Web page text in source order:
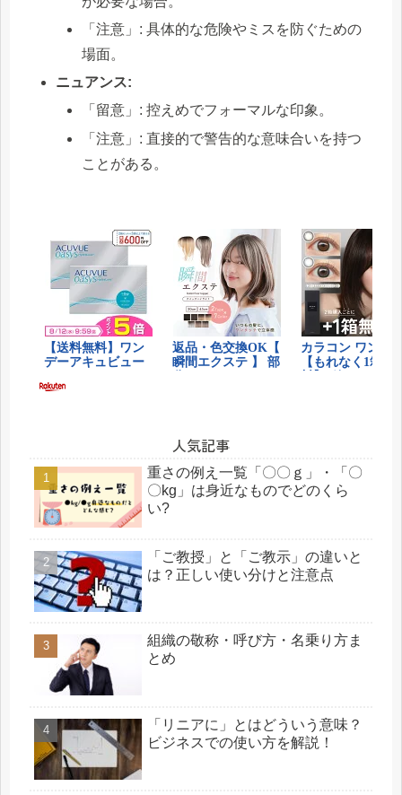
「注意」: 具体的な危険やミスを防ぐための
場面。
ニュアンス:
「留意」: 控えめでフォーマルな印象。
「注意」: 直接的で警告的な意味合いを持つ
ことがある。
人気記事
重さの例え一覧「〇〇ｇ」・「〇
〇kg」は身近なものでどのくら
い?
「ご教授」と「ご教示」の違いと
は？正しい使い分けと注意点
組織の敬称・呼び方・名乗り方ま
とめ
「リニアに」とはどういう意味？
ビジネスでの使い方を解説！